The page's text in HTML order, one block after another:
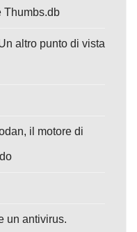
Thumbs.db
altro punto di vista
il motore di
un antivirus.